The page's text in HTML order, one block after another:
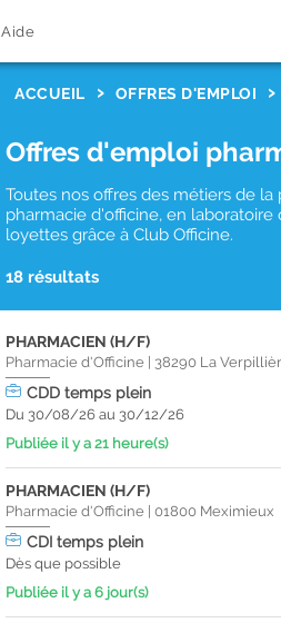
Aide
ACCUEIL OFFRES D'EMPLOI
Offres d'emploi
Toutes nos offres des métiers de
pharmacie d'officine, en
loyettes grâce à Club Officine.
18 résultats
PHARMACIEN (H/F)
Pharmacie d'Officine 38290 La
CDDtemps plein
Du 30/08/26 au 30/12/26
Publiée il y a 21 heure(s)
PHARMACIEN (H/F)
Pharmacie d'Officine |01800 Meximieux
CDItemps plein
Dès que possible
Publiée il y a 6 jour(s)